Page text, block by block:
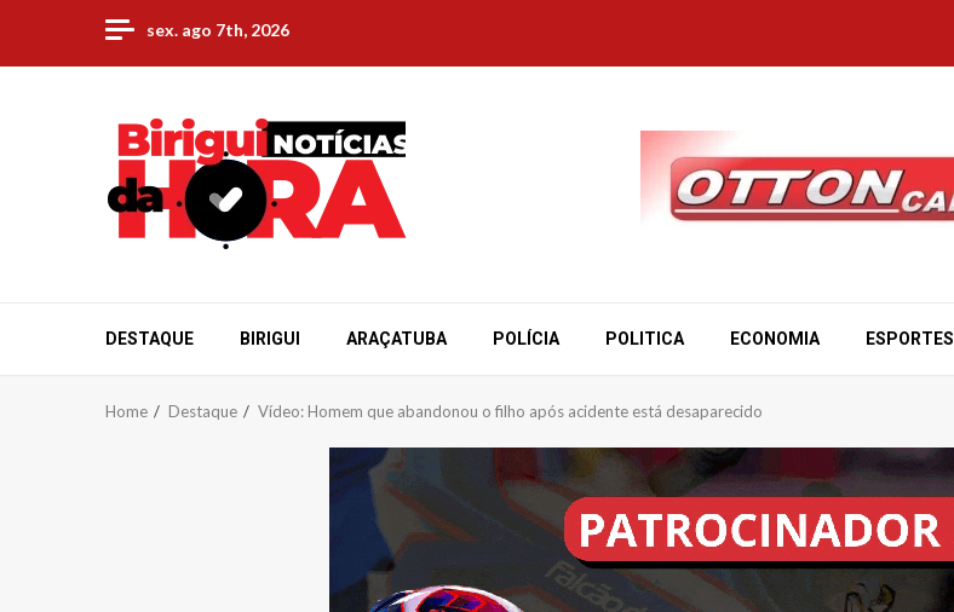
content
sex. ago 7th, 2026
DESTAQUE BIRIGUI ARAÇATUBA POLÍCIA POLITICA ECONOMIA ESPORTES
Home Destaque Vídeo: Homem que abandonou o filho após acidente está desaparecido